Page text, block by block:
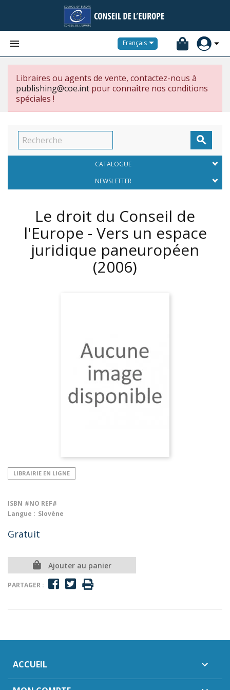
 Français
Libraires ou agents de vente, contactez-nous à
publishing@coe.int pour connaître nos conditions
spéciales !

CATALOGUE
NEWSLETTER
Le droit du Conseil de
l'Europe - Vers un espace
juridique paneuropéen
(2006)
LIBRAIRIE EN LIGNE
ISBN #NO REF#
Langue : Slovène
Gratuit
Ajouter au panier
PARTAGER :
ACCUEIL 